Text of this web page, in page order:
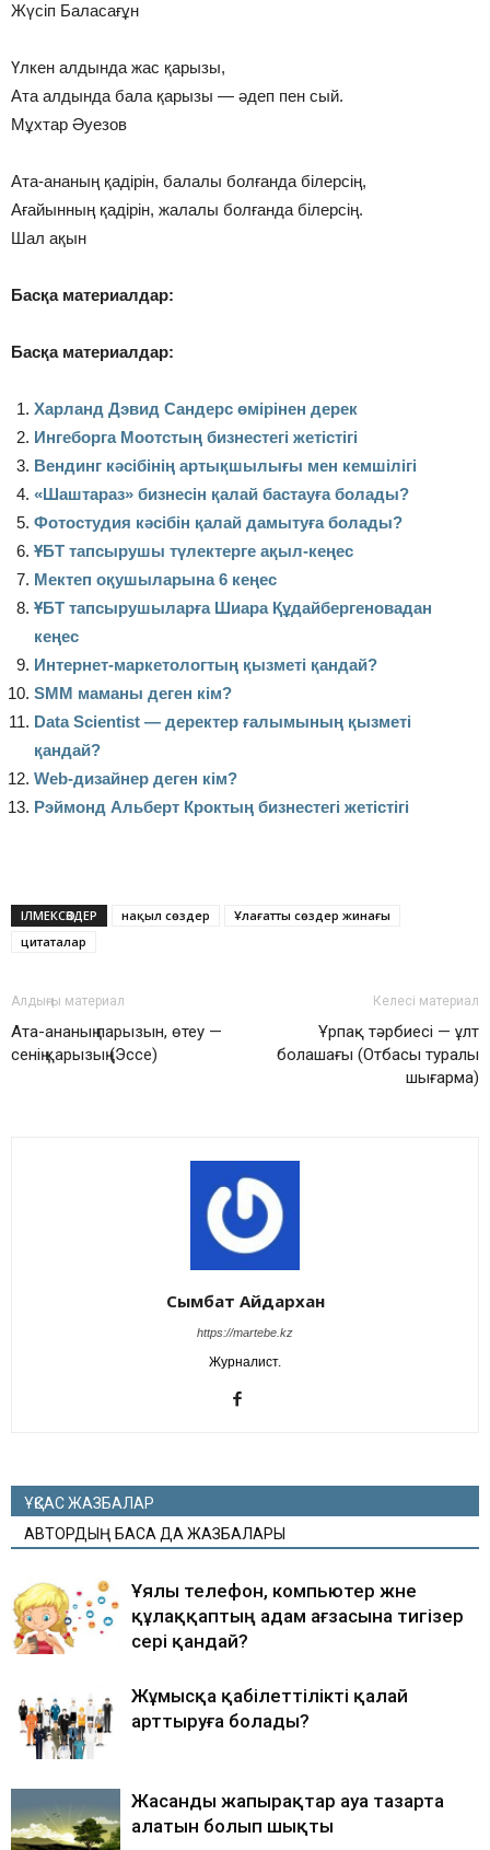
Жүсіп Баласағұн
Үлкен алдында жас қарызы,
Ата алдында бала қарызы — әдеп пен сый.
Мұхтар Әуезов
Ата-ананың қадірін, балалы болғанда білерсің,
Ағайынның қадірін, жалалы болғанда білерсің.
Шал ақын
Басқа материалдар:
Басқа материалдар:
Харланд Дэвид Сандерс өмірінен дерек
Ингеборга Моотстың бизнестегі жетістігі
Вендинг кәсібінің артықшылығы мен кемшілігі
«Шаштараз» бизнесін қалай бастауға болады?
Фотостудия кәсібін қалай дамытуға болады?
ҰБТ тапсырушы түлектерге ақыл-кеңес
Мектеп оқушыларына 6 кеңес
ҰБТ тапсырушыларға Шиара Құдайбергеновадан
кеңес
Интернет-маркетологтың қызметі қандай?
SMM маманы деген кім?
Data Scientist — деректер ғалымының қызметі
қандай?
Web-дизайнер деген кім?
Рэймонд Альберт Кроктың бизнестегі жетістігі
ІЛМЕКСӨЗДЕР нақыл сөздер
Ұлағатты сөздер жинағы
цитаталар
Алдыңғы материал
Ата-ананың парызын, өтеу —
сенің қарызың (Эссе)
Келесі материал
Ұрпақ тәрбиесі — ұлт
болашағы (Отбасы туралы
шығарма)
Сымбат Айдархан
https://martebe.kz
Журналист.
ҰҚСАС ЖАЗБАЛАР
АВТОРДЫҢ БАСҚА ДА ЖАЗБАЛАРЫ
Ұялы телефон, компьютер және
құлаққаптың адам ағзасына тигізер
әсері қандай?
Жұмысқа қабілеттілікті қалай
арттыруға болады?
Жасанды жапырақтар ауа тазарта
алатын болып шықты